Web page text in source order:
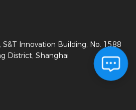
S&T Innovation Building, No. 1588
District, Shanghai